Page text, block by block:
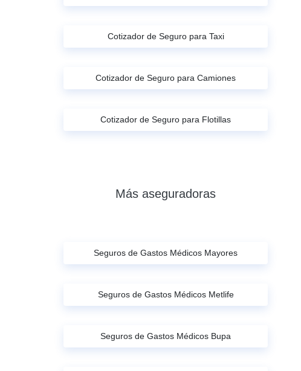
Cotizador de Seguro para Taxi
Cotizador de Seguro para Camiones
Cotizador de Seguro para Flotillas
Más aseguradoras
Seguros de Gastos Médicos Mayores
Seguros de Gastos Médicos Metlife
Seguros de Gastos Médicos Bupa